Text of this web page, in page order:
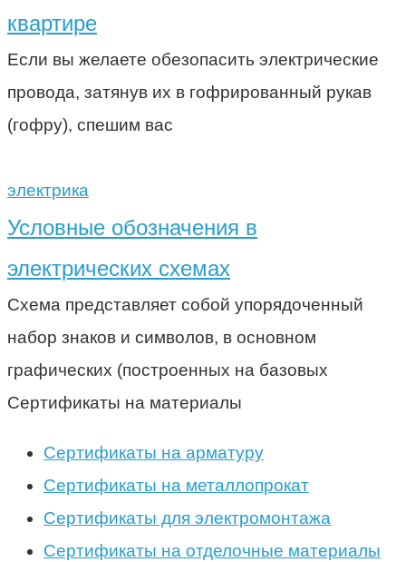
квартире
Если вы желаете обезопасить электрические
провода, затянув их в гофрированный рукав
(гофру), спешим вас
электрика
Условные обозначения в
электрических схемах
Схема представляет собой упорядоченный
набор знаков и символов, в основном
графических (построенных на базовых
Сертификаты на материалы
Сертификаты на арматуру
Сертификаты на металлопрокат
Сертификаты для электромонтажа
Сертификаты на отделочные материалы